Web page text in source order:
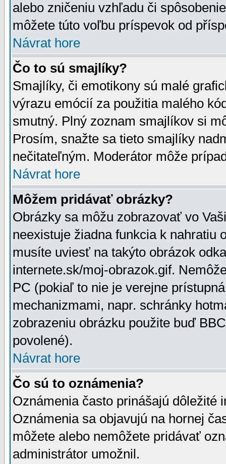
alebo zničeniu vzhľadu či
môžete túto voľbu príspevok od
Návrat hore
Čo to sú smajlíky?
Smajlíky, či emotikony sú malé
výrazu emócií za použitia malého
smutný. Plný zoznam smajlíkov si
Prosím, snažte sa tieto smajlíky
nečitateľným. Moderátor môže
Návrat hore
Môžem pridávať obrázky?
Obrázky sa môžu zobrazovať vo
neexistuje žiadna funkcia k nahratiu
musíte uviesť na takýto obrázok
internete.sk/moj-obrazok.gif.
PC (pokiaľ to nie je verejne
mechanizmami, napr. schránky
zobrazeniu obrázku použite buď
povolené).
Návrat hore
Čo sú to oznámenia?
Oznámenia často prinášajú dôležité
Oznámenia sa objavujú na hornej
môžete alebo nemôžete pridávať
administrátor umožnil.